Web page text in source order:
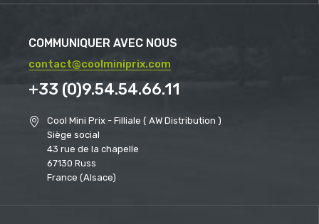
COMMUNIQUER AVEC NOUS
contact@coolminiprix.com
+33 (0)9.54.54.66.11
Cool Mini Prix - Filliale ( AW Distribution )
Siège social
43 rue de la chapelle
67130 Russ
France (Alsace)